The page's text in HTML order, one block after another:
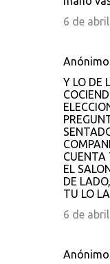
6 de
Y LO DE
CUENTA
EL
DE
TU LO
6 de